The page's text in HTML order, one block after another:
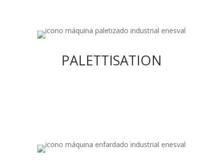
PALETTISATION
PALETTISATION
Nous disposons de la gamme la plus complète
palettiseurs à entraînement, robots palettiseurs
FARDELAGE
Nous proposons des équipements de fardelage